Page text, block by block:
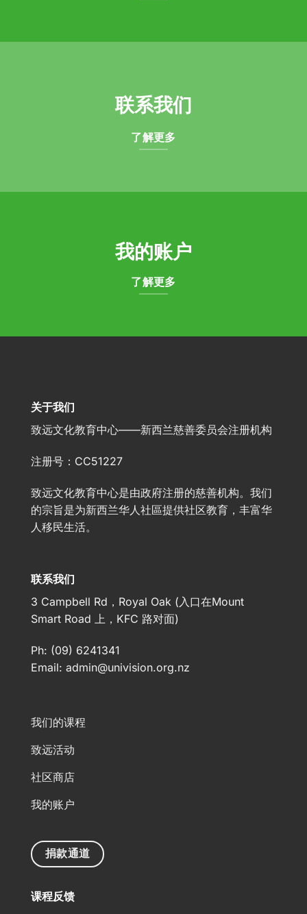
联系我们
了解更多
我的账户
了解更多
关于我们
致远文化教育中心——新西兰慈善委员会注册机构
注册号：CC51227
致远文化教育中心是由政府注册的慈善机构。我们
的宗旨是为新西兰华人社區提供社区教育，丰富华
人移民生活。
联系我们
3 Campbell Rd，Royal Oak (入口在Mount
Smart Road 上，KFC 路对面)
Ph: (09) 6241341
Email: admin@univision.org.nz
我们的课程
致远活动
社区商店
我的账户
捐款通道
课程反馈